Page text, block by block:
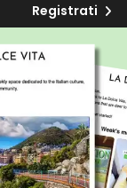
Registrati